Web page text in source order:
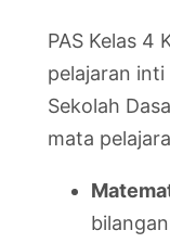
PAS Kelas 4
pelajaran
Sekolah
mata